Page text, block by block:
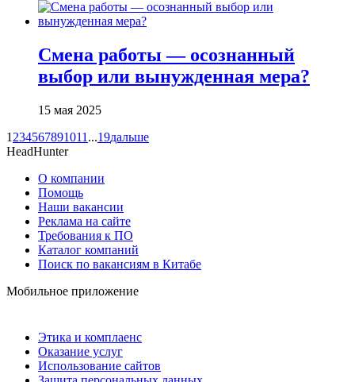
Смена работы — осознанный
выбор или вынужденная мера?
15 мая 2025
1 234567891011 ...19дальше
HeadHunter
О компании
Помощь
Наши вакансии
Реклама на сайте
Требования к ПО
Каталог компаний
Поиск по вакансиям в Китабе
Мобильное приложение
Этика и комплаенс
Оказание услуг
Использование сайтов